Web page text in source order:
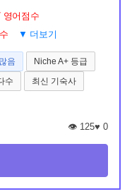
영어점수
▼ 더보기
음
Niche A+ 등급
수
최신 기숙사
👁️ 125♥ 0